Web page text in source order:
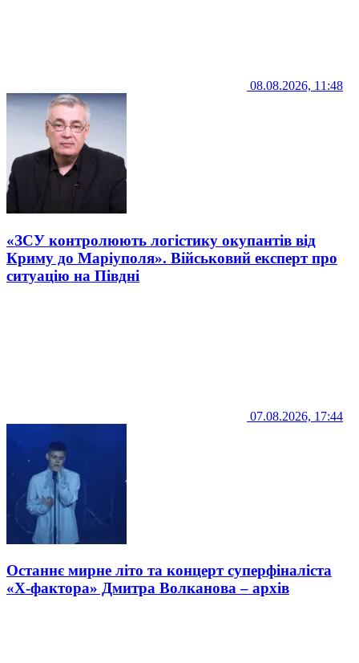
08.08.2026, 11:48
«ЗСУ контролюють логістику окупантів від
Криму до Маріуполя». Військовий експерт про
ситуацію на Півдні
07.08.2026, 17:44
Останнє мирне літо та концерт суперфіналіста
«Х-фактора» Дмитра Волканова – архів